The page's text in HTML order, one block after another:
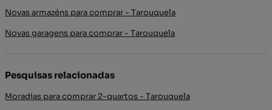
Novas armazéns para comprar - Tarouquela
Novas garagens para comprar - Tarouquela
Pesquisas relacionadas
Moradias para comprar 2-quartos - Tarouquela